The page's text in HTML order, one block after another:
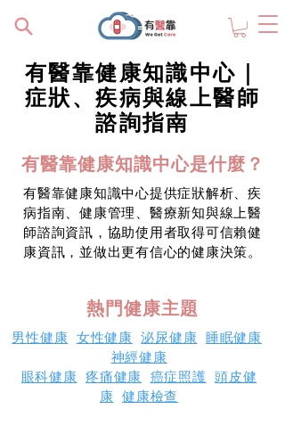
有醫靠健康知識中心｜
症狀、疾病與線上醫師
諮詢指南
有醫靠健康知識中心是什麼？
有醫靠健康知識中心提供症狀解析、疾
病指南、健康管理、醫療新知與線上醫
師諮詢資訊，協助使用者取得可信賴健
康資訊，並做出更有信心的健康決策。
熱門健康主題
男性健康 女性健康 泌尿健康 睡眠健康
神經健康
眼科健康 疼痛健康 癌症照護 頭皮健
康 健康檢查